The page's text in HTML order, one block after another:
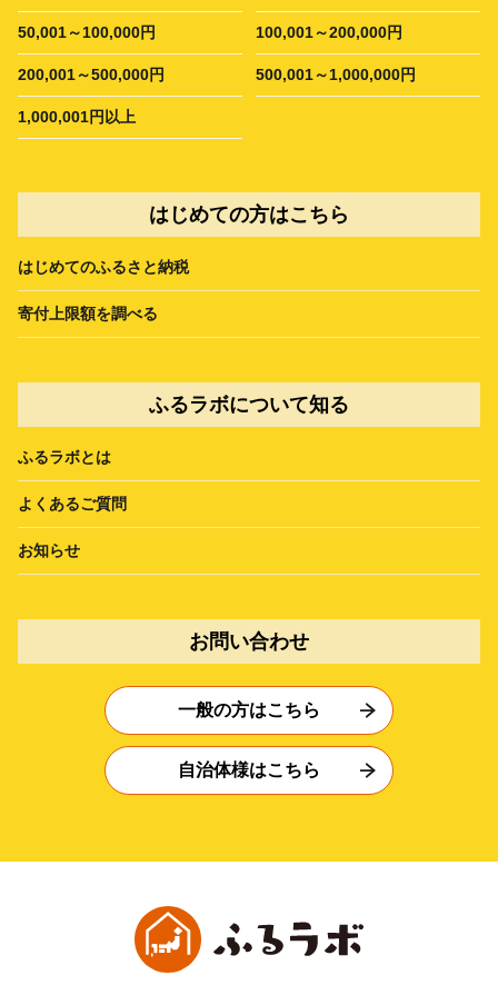
50,001～100,000円 100,001～200,000円
200,001～500,000円 500,001～1,000,000円
1,000,001円以上
はじめての方はこちら
はじめてのふるさと納税
寄付上限額を調べる
ふるラボについて知る
ふるラボとは
よくあるご質問
お知らせ
お問い合わせ
一般の方はこちら
自治体様はこちら